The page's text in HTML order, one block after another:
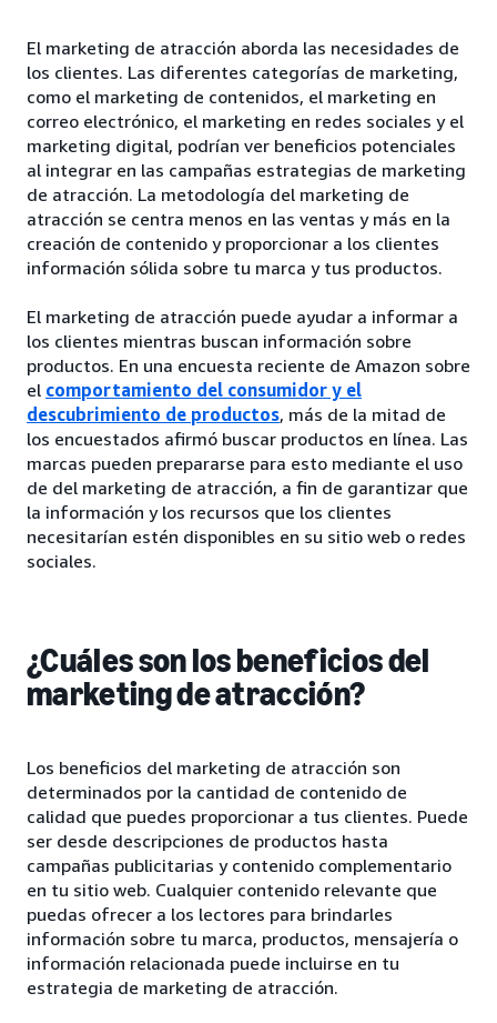
El marketing de atracción aborda las necesidades de
los clientes. Las diferentes categorías de marketing,
como el marketing de contenidos, el marketing en
correo electrónico, el marketing en redes sociales y el
marketing digital, podrían ver beneficios potenciales
al integrar en las campañas estrategias de marketing
de atracción. La metodología del marketing de
atracción se centra menos en las ventas y más en la
creación de contenido y proporcionar a los clientes
información sólida sobre tu marca y tus productos.
El marketing de atracción puede ayudar a informar a
los clientes mientras buscan información sobre
productos. En una encuesta reciente de Amazon sobre
el comportamiento del consumidor y el
descubrimiento de productos, más de la mitad de
los encuestados afirmó buscar productos en línea. Las
marcas pueden prepararse para esto mediante el uso
de del marketing de atracción, a fin de garantizar que
la información y los recursos que los clientes
necesitarían estén disponibles en su sitio web o redes
sociales.
¿Cuáles son los beneficios del
marketing de atracción?
Los beneficios del marketing de atracción son
determinados por la cantidad de contenido de
calidad que puedes proporcionar a tus clientes. Puede
ser desde descripciones de productos hasta
campañas publicitarias y contenido complementario
en tu sitio web. Cualquier contenido relevante que
puedas ofrecer a los lectores para brindarles
información sobre tu marca, productos, mensajería o
información relacionada puede incluirse en tu
estrategia de marketing de atracción.